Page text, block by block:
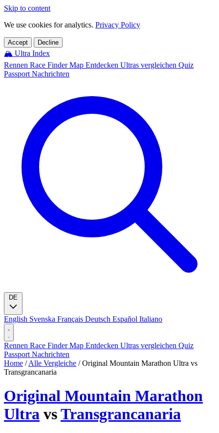
Skip to content
We use cookies for analytics. Privacy Policy
Accept Decline
🏔️ Ultra Index
Rennen Race FinderMap Entdecken Ultras vergleichen Quiz
Passport Nachrichten
English Svenska Français Deutsch Español Italiano
Rennen Race FinderMap Entdecken Ultras vergleichen Quiz
Passport Nachrichten
Home / Alle Vergleiche / Original Mountain Marathon Ultra vs
Transgrancanaria
Original Mountain Marathon
Ultra vsTransgrancanaria